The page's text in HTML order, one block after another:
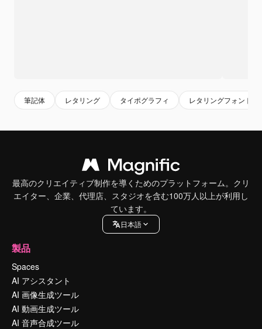
筆記体 レタリング タイポグラフィ レタリングフォント
最高のクリエイティブ制作を導くためのプラットフォーム。クリ
エイター、企業、代理店、スタジオを含む100万人以上が利用し
ています。
日本語
製品
Spaces
AI アシスタント
AI 画像生成ツール
AI 動画生成ツール
AI 音声合成ツール